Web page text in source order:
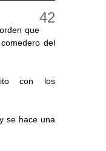
que
del
con los
se hace una